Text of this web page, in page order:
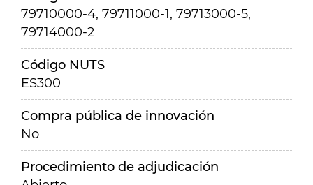
79710000-4, 79711000-1, 79713000-5,
79714000-2
Código NUTS
ES300
Compra pública de innovación
No
Procedimiento de adjudicación